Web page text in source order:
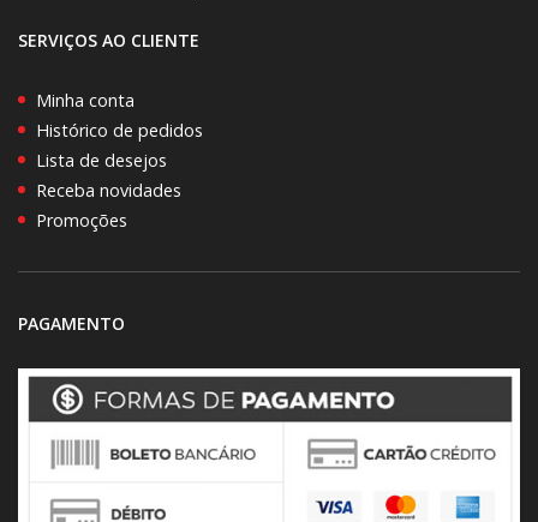
SERVIÇOS AO CLIENTE
Minha conta
Histórico de pedidos
Lista de desejos
Receba novidades
Promoções
PAGAMENTO